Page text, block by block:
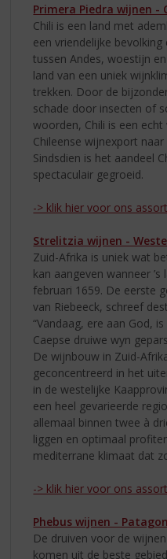
Primera Piedra wijnen -
Chili is een land met
een vriendelijke
tussen Andes, woestijn
land van een uniek
trekken. Door de
schade door insecten of
woorden, Chili is een
Chileense wijnexport
Sindsdien is het aandeel
spectaculair gegroeid.
-> klik hier voor ons
Strelitzia wijnen -
Zuid-Afrika is uniek wat
kan aangeven wanneer
februari 1659. De eerste
van Riebeeck, schreef
“Vandaag, ere aan God,
Caepse druiwe wyn
De wijnbouw in Zuid-
geconcentreerd in het
in de westelijke
een heel gevarieerde
allemaal binnen twee à
liggen en optimaal
mediterrane klimaat dat
-> klik hier voor ons
Phebus wijnen -
De druiven voor de
komen uit de beste